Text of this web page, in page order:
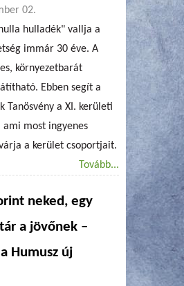
02.
hulladék" vallja a
immár 30 éve. A
környezetbarát
Ebben segít a
Tanösvény a XI. kerületi
ami most ingyenes
a kerület csoportjait.
Tovább...
neked, egy
a jövőnek –
Humusz új